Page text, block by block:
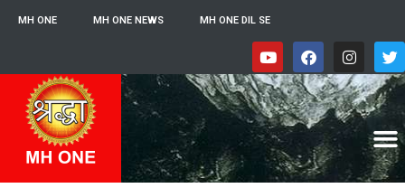
MH ONE MH ONE NEWS MH ONE DIL SE